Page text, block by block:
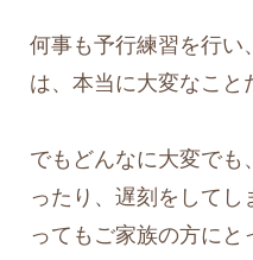
何事も予行練習を行い
は、本当に大変なこと
でもどんなに大変でも
ったり、遅刻をしてし
ってもご家族の方に